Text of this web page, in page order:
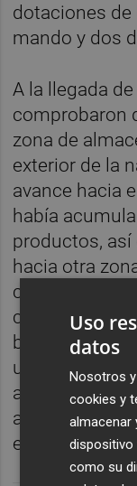
dotaciones
mando y dos
A la llegada
comprobaron
zona de
exterior de la
avance hacia
había
productos,
hacia otra
contenía gran
combustibles
bomberos
ubicación
avances, y
alrededor de
extinguido a
Uso
datos
Nosotros
cookies y
almacenar
dispositivo
como su